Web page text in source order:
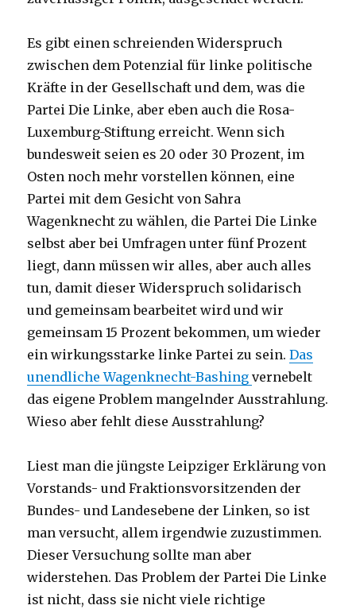
Es gibt einen schreienden Widerspruch
zwischen dem Potenzial für linke politische
Kräfte in der Gesellschaft und dem, was die
Partei Die Linke, aber eben auch die Rosa-
Luxemburg-Stiftung erreicht. Wenn sich
bundesweit seien es 20 oder 30 Prozent, im
Osten noch mehr vorstellen können, eine
Partei mit dem Gesicht von Sahra
Wagenknecht zu wählen, die Partei Die Linke
selbst aber bei Umfragen unter fünf Prozent
liegt, dann müssen wir alles, aber auch alles
tun, damit dieser Widerspruch solidarisch
und gemeinsam bearbeitet wird und wir
gemeinsam 15 Prozent bekommen, um wieder
ein wirkungsstarke linke Partei zu sein.Das
unendliche Wagenknecht-Bashingvernebelt
das eigene Problem mangelnder Ausstrahlung.
Wieso aber fehlt diese Ausstrahlung?
Liest man die jüngste Leipziger Erklärung von
Vorstands- und Fraktionsvorsitzenden der
Bundes- und Landesebene der Linken, so ist
man versucht, allem irgendwie zuzustimmen.
Dieser Versuchung sollte man aber
widerstehen. Das Problem der Partei Die Linke
ist nicht, dass sie nicht viele richtige